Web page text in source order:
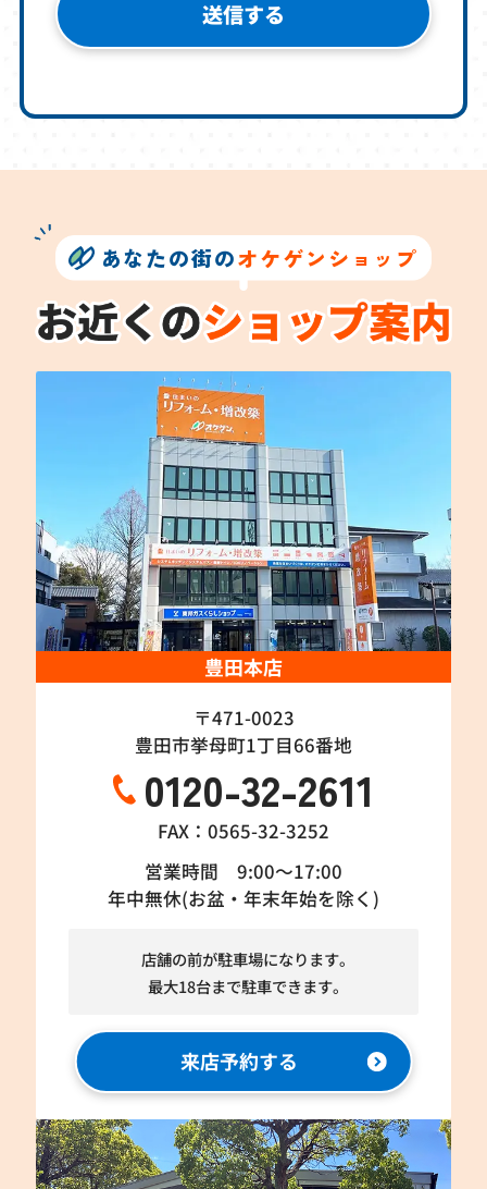
あなたの街のオケゲンショップ
豊田本店
〒471-0023
豊田市挙母町1丁目66番地
0120-32-2611
FAX：0565-32-3252
営業時間 9:00～17:00
年中無休(お盆・年末年始を除く)
店舗の前が駐車場になります。
最大18台まで駐車できます。
来店予約する